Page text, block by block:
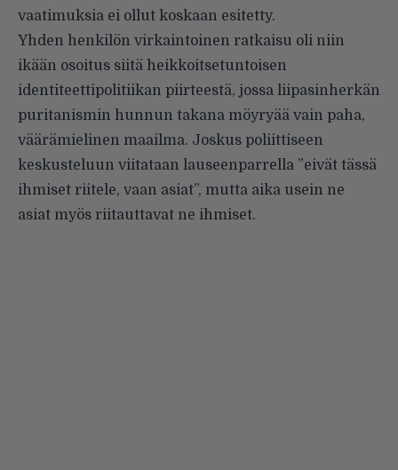
vaatimuksia ei ollut koskaan esitetty.
Yhden henkilön virkaintoinen ratkaisu oli niin
ikään osoitus siitä heikkoitsetuntoisen
identiteettipolitiikan piirteestä, jossa liipasinherkän
puritanismin hunnun takana möyryää vain paha,
väärämielinen maailma. Joskus poliittiseen
keskusteluun viitataan lauseenparrella ”eivät tässä
ihmiset riitele, vaan asiat”, mutta aika usein ne
asiat myös riitauttavat ne ihmiset.